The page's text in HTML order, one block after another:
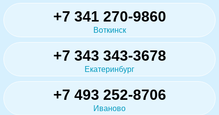
+7 341 270-9860
Воткинск
+7 343 343-3678
Екатеринбург
+7 493 252-8706
Иваново